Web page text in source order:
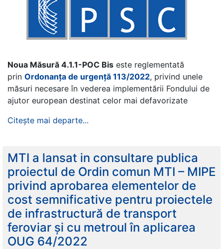
Noua Măsură 4.1.1-POC Bis este reglementată
prin Ordonanța de urgență 113/2022, privind unele
măsuri necesare în vederea implementării Fondului de
ajutor european destinat celor mai defavorizate
Citește mai departe...
MTI a lansat in consultare publica
proiectul de Ordin comun MTI – MIPE
privind aprobarea elementelor de
cost semnificative pentru proiectele
de infrastructură de transport
feroviar și cu metroul în aplicarea
OUG 64/2022